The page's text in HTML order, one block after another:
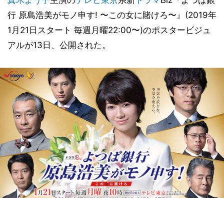
行 原島浩美がモノ申す! 〜この女に賭けろ〜』(2019年
1月21日スタート 毎週月曜22:00〜)のポスタービジュ
アルが13日、公開された。